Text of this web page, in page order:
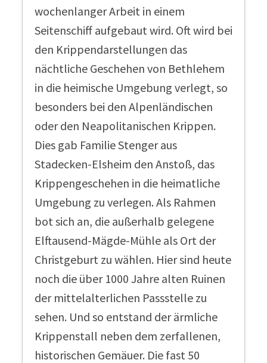
wochenlanger Arbeit in einem
Seitenschiff aufgebaut wird. Oft wird bei
den Krippendarstellungen das
nächtliche Geschehen von Bethlehem
in die heimische Umgebung verlegt, so
besonders bei den Alpenländischen
oder den Neapolitanischen Krippen.
Dies gab Familie Stenger aus
Stadecken-Elsheim den Anstoß, das
Krippengeschehen in die heimatliche
Umgebung zu verlegen. Als Rahmen
bot sich an, die außerhalb gelegene
Elftausend-Mägde-Mühle als Ort der
Christgeburt zu wählen. Hier sind heute
noch die über 1000 Jahre alten Ruinen
der mittelalterlichen Passstelle zu
sehen. Und so entstand der ärmliche
Krippenstall neben dem zerfallenen,
historischen Gemäuer. Die fast 50